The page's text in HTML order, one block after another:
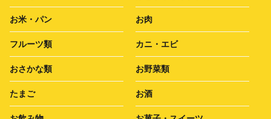
お米・パン お肉
フルーツ類 カニ・エビ
おさかな類 お野菜類
たまご お酒